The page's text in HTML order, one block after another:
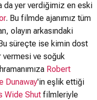
da yer verdiğimiz en eski
. Bu filmde ajanımız tüm
olayın arkasındaki
Bu süreçte ise kimin dost
vermesi ve soğuk
Robert
Dunaway'in eşlik ettiği
Wide Shut filmleriyle